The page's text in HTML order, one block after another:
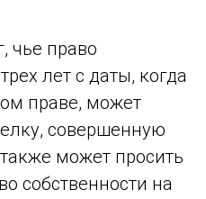
чье право
лет с даты, когда
праве, может
совершенную
может просить
собственности на